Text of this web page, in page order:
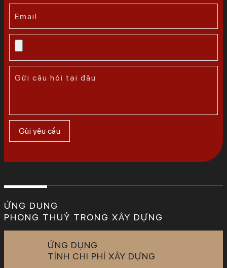
ỨNG DỤNG
PHONG THUỶ TRONG XÂY DỰNG
ỨNG DỤNG
TÍNH CHI PHÍ XÂY DỰNG